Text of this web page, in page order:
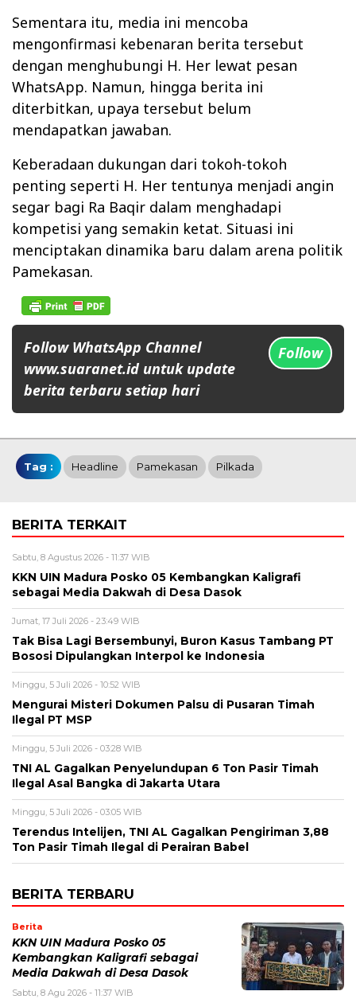
Sementara itu, media ini mencoba
mengonfirmasi kebenaran berita tersebut
dengan menghubungi H. Her lewat pesan
WhatsApp. Namun, hingga berita ini
diterbitkan, upaya tersebut belum
mendapatkan jawaban.
Keberadaan dukungan dari tokoh-tokoh
penting seperti H. Her tentunya menjadi angin
segar bagi Ra Baqir dalam menghadapi
kompetisi yang semakin ketat. Situasi ini
menciptakan dinamika baru dalam arena politik
Pamekasan.
Follow WhatsApp Channel
www.suaranet.id untuk update
berita terbaru setiap hari
Follow
Tag : Headline Pamekasan Pilkada
BERITA TERKAIT
Sabtu, 8 Agustus 2026 - 11:37 WIB
KKN UIN Madura Posko 05 Kembangkan Kaligrafi
sebagai Media Dakwah di Desa Dasok
Jumat, 17 Juli 2026 - 23:49 WIB
Tak Bisa Lagi Bersembunyi, Buron Kasus Tambang PT
Bososi Dipulangkan Interpol ke Indonesia
Minggu, 5 Juli 2026 - 10:52 WIB
Mengurai Misteri Dokumen Palsu di Pusaran Timah
Ilegal PT MSP
Minggu, 5 Juli 2026 - 03:28 WIB
TNI AL Gagalkan Penyelundupan 6 Ton Pasir Timah
Ilegal Asal Bangka di Jakarta Utara
Minggu, 5 Juli 2026 - 03:05 WIB
Terendus Intelijen, TNI AL Gagalkan Pengiriman 3,88
Ton Pasir Timah Ilegal di Perairan Babel
BERITA TERBARU
Berita
KKN UIN Madura Posko 05
Kembangkan Kaligrafi sebagai
Media Dakwah di Desa Dasok
Sabtu, 8 Agu 2026 - 11:37 WIB